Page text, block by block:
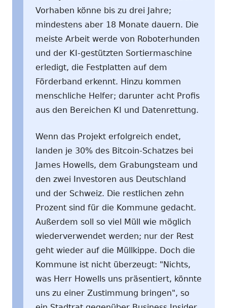
Vorhaben könne bis zu drei Jahre;
mindestens aber 18 Monate dauern. Die
meiste Arbeit werde von Roboterhunden
und der KI-gestützten Sortiermaschine
erledigt, die Festplatten auf dem
Förderband erkennt. Hinzu kommen
menschliche Helfer; darunter acht Profis
aus den Bereichen KI und Datenrettung.
Wenn das Projekt erfolgreich endet,
landen je 30% des Bitcoin-Schatzes bei
James Howells, dem Grabungsteam und
den zwei Investoren aus Deutschland
und der Schweiz. Die restlichen zehn
Prozent sind für die Kommune gedacht.
Außerdem soll so viel Müll wie möglich
wiederverwendet werden; nur der Rest
geht wieder auf die Müllkippe. Doch die
Kommune ist nicht überzeugt: "Nichts,
was Herr Howells uns präsentiert, könnte
uns zu einer Zustimmung bringen", so